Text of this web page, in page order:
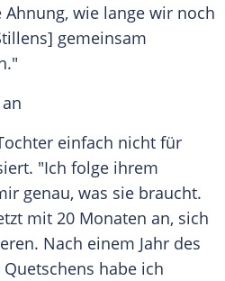
wie lange wir noch
gemeinsam
einfach nicht für
"Ich folge ihrem
genau, was sie braucht.
mit 20 Monaten an, sich
Nach einem Jahr des
habe ich